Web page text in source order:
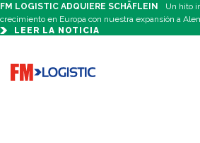
FM LOGISTIC ADQUIERE SCHÄFLEIN
Un hito
crecimiento en Europa con nuestra expansión a
LEER LA NOTICIA
Go to home page